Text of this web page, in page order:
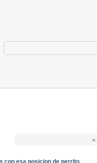
«
con esa posicion de perrito